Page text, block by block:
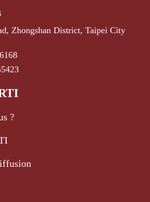
Zhongshan District, Taipei City
?